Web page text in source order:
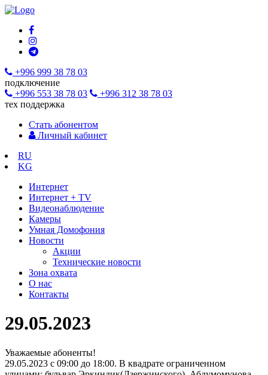
+996 999 38 78 03
подключение
+996 553 38 78 03
+996 312 38 78 03
тех поддержка
Стать абонентом
Личный кабинет
RU
KG
Интернет
Интернет + TV
Видеонаблюдение
Камеры
Умная Домофония
Новости
Акции
Технические новости
Зона охвата
О нас
Контакты
29.05.2023
Уважаемые абоненты!
29.05.2023 c 09:00 до 18:00. В квадрате ограниченном